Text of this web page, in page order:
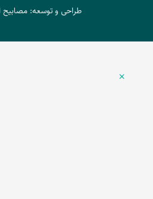
طراحی و توسعه: مصابیح